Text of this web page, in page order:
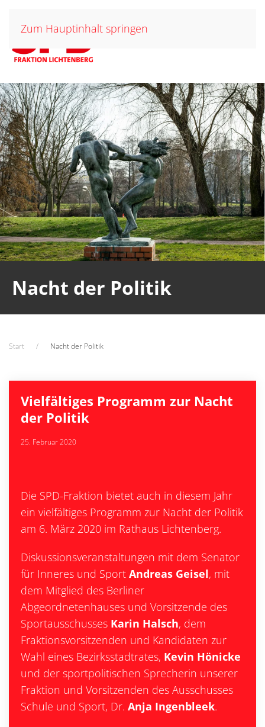
Zum Hauptinhalt springen
Nacht der Politik
Start Nacht der Politik
Vielfältiges Programm zur Nacht
der Politik
25. Februar 2020
Die SPD-Fraktion bietet auch in diesem Jahr
ein vielfältiges Programm zur Nacht der Politik
am 6. März 2020 im Rathaus Lichtenberg.
Diskussionsveranstaltungen mit dem Senator
für Inneres und Sport Andreas Geisel, mit
dem Mitglied des Berliner
Abgeordnetenhauses und Vorsitzende des
Sportausschusses Karin Halsch, dem
Fraktionsvorsitzenden und Kandidaten zur
Wahl eines Bezirksstadtrates, Kevin Hönicke
und der sportpolitischen Sprecherin unserer
Fraktion und Vorsitzenden des Ausschusses
Schule und Sport, Dr. Anja Ingenbleek.